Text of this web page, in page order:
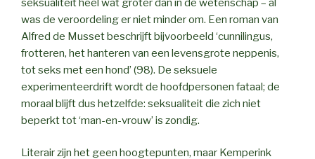
seksualiteit heel wat groter dan in de wetenschap – al
was de veroordeling er niet minder om. Een roman van
Alfred de Musset beschrijft bijvoorbeeld ‘cunnilingus,
frotteren, het hanteren van een levensgrote neppenis,
tot seks met een hond’ (98). De seksuele
experimenteerdrift wordt de hoofdpersonen fataal; de
moraal blijft dus hetzelfde: seksualiteit die zich niet
beperkt tot ‘man-en-vrouw’ is zondig.
Literair zijn het geen hoogtepunten, maar Kemperink